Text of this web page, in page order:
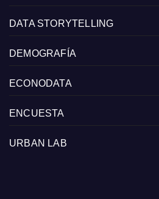
DATA STORYTELLING
DEMOGRAFÍA
ECONODATA
ENCUESTA
URBAN LAB